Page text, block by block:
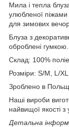
Мила і тепла
улюбленої піжами
для зимових
Блуза з
оброблені гумкою.
Склад: 100%
Розміри: S/M, L/XL
Зроблено в
Наші вироби
найвищої якості
Детальна